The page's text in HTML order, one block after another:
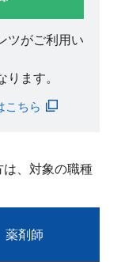
ツがご利用い
ります。
こちら
、対象の職種
薬剤師